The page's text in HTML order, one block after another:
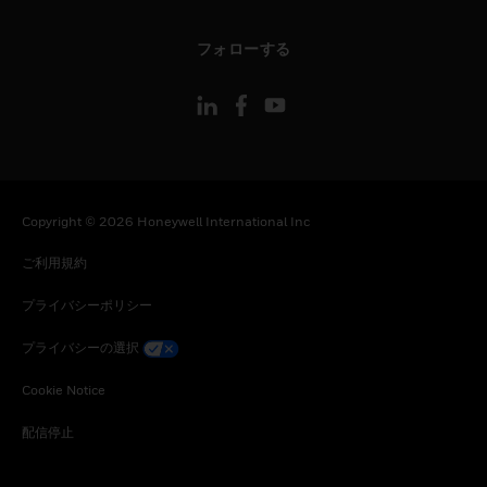
フォローする
Copyright © 2026 Honeywell International Inc
ご利用規約
プライバシーポリシー
プライバシーの選択
Cookie Notice
配信停止